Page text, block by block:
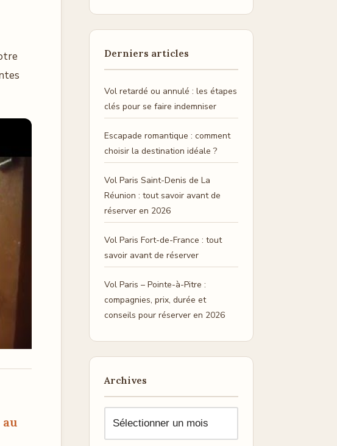
Derniers articles
Vol retardé ou annulé : les étapes
clés pour se faire indemniser
Escapade romantique : comment
choisir la destination idéale ?
Vol Paris Saint-Denis de La
Réunion : tout savoir avant de
réserver en 2026
Vol Paris Fort-de-France : tout
savoir avant de réserver
Vol Paris – Pointe-à-Pitre :
compagnies, prix, durée et
conseils pour réserver en 2026
Archives